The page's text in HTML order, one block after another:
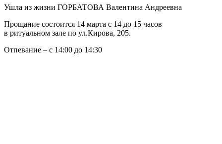
Ушла из жизни ГОРБАТОВА Валентина Андреевна
Прощание состоится 14 марта с 14 до 15 часов
в ритуальном зале по ул.Кирова, 205.
Отпевание – с 14:00 до 14:30